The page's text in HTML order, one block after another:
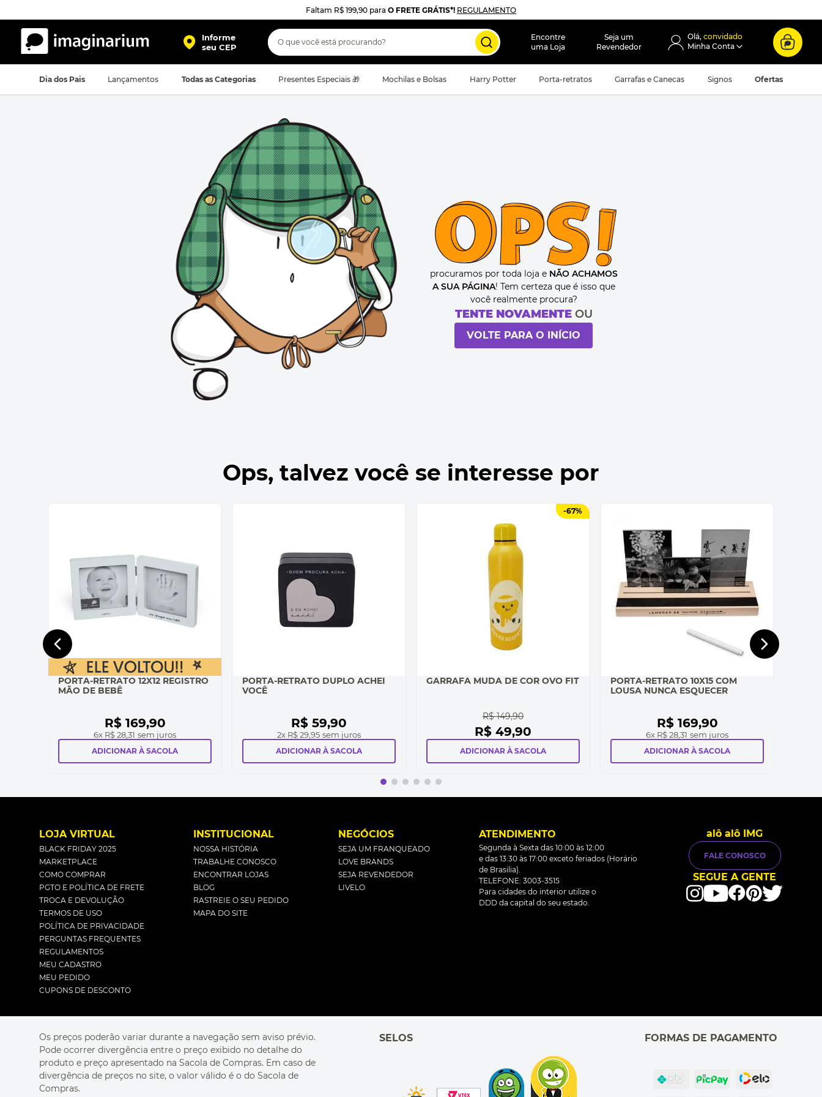
Faltam R$ 199,90 para O FRETE GRÁTIS*! REGULAMENTO
Informe
seu CEP
O que você está procurando?
Encontre
uma Loja
Seja um
Revendedor
convidado
Dia dos Pais Lançamentos Todas as Categorias Presentes Especiais 🎁 Mochilas e Bolsas Harry Potter Porta-retratos Garrafas e Canecas Signos Ofertas
procuramos por toda loja e NÃO ACHAMOS
A SUA PÁGINA! Tem certeza que é isso que
você realmente procura?
TENTE NOVAMENTEOU
VOLTE PARA O INÍCIO
Ops, talvez você se interesse por
PORTA-RETRATO 12X12 REGISTRO
MÃO DE BEBÊ
R$ 169,90
6x R$ 28,31 sem juros
ADICIONAR À SACOLA
PORTA-RETRATO DUPLO ACHEI
VOCÊ
R$ 59,90
2x R$ 29,95 sem juros
ADICIONAR À SACOLA
-67%
GARRAFA MUDA DE COR OVO FIT
R$ 149,90
R$ 49,90
ADICIONAR À SACOLA
PORTA-RETRATO 10X15 COM
LOUSA NUNCA ESQUECER
R$ 169,90
6x R$ 28,31 sem juros
ADICIONAR À SACOLA
LOJA VIRTUAL
BLACK FRIDAY 2025
MARKETPLACE
COMO COMPRAR
PGTO E POLÍTICA DE FRETE
TROCA E DEVOLUÇÃO
TERMOS DE USO
POLÍTICA DE PRIVACIDADE
PERGUNTAS FREQUENTES
REGULAMENTOS
MEU CADASTRO
MEU PEDIDO
CUPONS DE DESCONTO
INSTITUCIONAL
NOSSA HISTÓRIA
TRABALHE CONOSCO
ENCONTRAR LOJAS
BLOG
RASTREIE O SEU PEDIDO
MAPA DO SITE
NEGÓCIOS
SEJA UM FRANQUEADO
LOVE BRANDS
SEJA REVENDEDOR
LIVELO
ATENDIMENTO
Segunda à Sexta das 10:00 às 12:00
e das 13:30 às 17:00 exceto feriados (Horário
de Brasilia).
TELEFONE: 3003-3515
Para cidades do interior utilize o
DDD da capital do seu estado.
alô alô IMG
FALE CONOSCO
SEGUE A GENTE
Os preços poderão variar durante a navegação sem aviso prévio.
Pode ocorrer divergência entre o preço exibido no detalhe do
produto e preço apresentado na Sacola de Compras. Em caso de
divergência de preços no site, o valor válido é o do Sacola de
Compras.
SELOS FORMAS DE PAGAMENTO
TERMOS MAIS BUSCADOS
harry potter